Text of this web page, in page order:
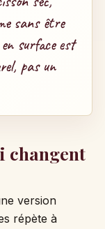
sans être
surface est
pas un
changent
version
répète à